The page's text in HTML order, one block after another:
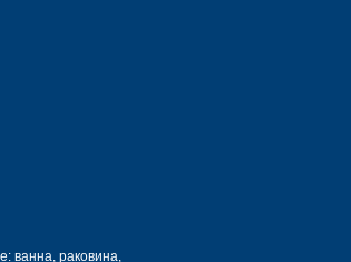
ванна, раковина,